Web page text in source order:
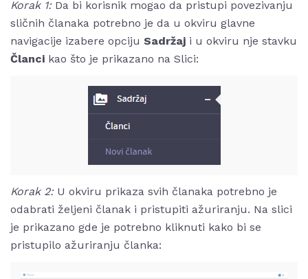
Korak 1: Da bi korisnik mogao da pristupi povezivanju
sličnih članaka potrebno je da u okviru glavne
navigacije izabere opciju Sadržaj i u okviru nje stavku
Članci kao što je prikazano na Slici:
Korak 2: U okviru prikaza svih članaka potrebno je
odabrati željeni članak i pristupiti ažuriranju. Na slici
je prikazano gde je potrebno kliknuti kako bi se
pristupilo ažuriranju članka: